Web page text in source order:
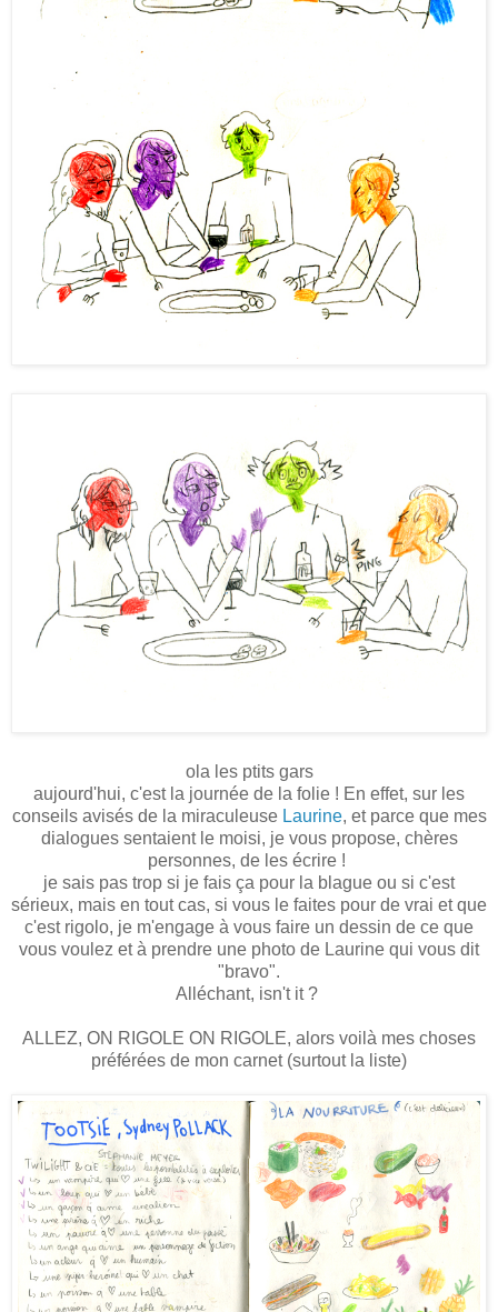
ola les ptits gars
aujourd'hui, c'est la journée de la folie ! En effet, sur les
conseils avisés de la miraculeuse Laurine, et parce que mes
dialogues sentaient le moisi, je vous propose, chères
personnes, de les écrire !
je sais pas trop si je fais ça pour la blague ou si c'est
sérieux, mais en tout cas, si vous le faites pour de vrai et que
c'est rigolo, je m'engage à vous faire un dessin de ce que
vous voulez et à prendre une photo de Laurine qui vous dit
"bravo".
Alléchant, isn't it ?
ALLEZ, ON RIGOLE ON RIGOLE, alors voilà mes choses
préférées de mon carnet (surtout la liste)